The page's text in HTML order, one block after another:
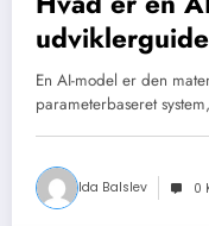
inference og
En AI-model er den
parameterbaseret
Ida Balslev 0